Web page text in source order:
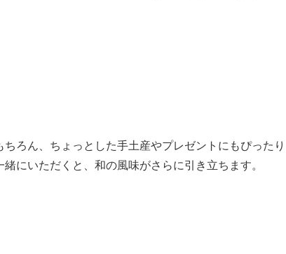
ろん、ちょっとした手土産やプレゼントにもぴったり
にいただくと、和の風味がさらに引き立ちます。